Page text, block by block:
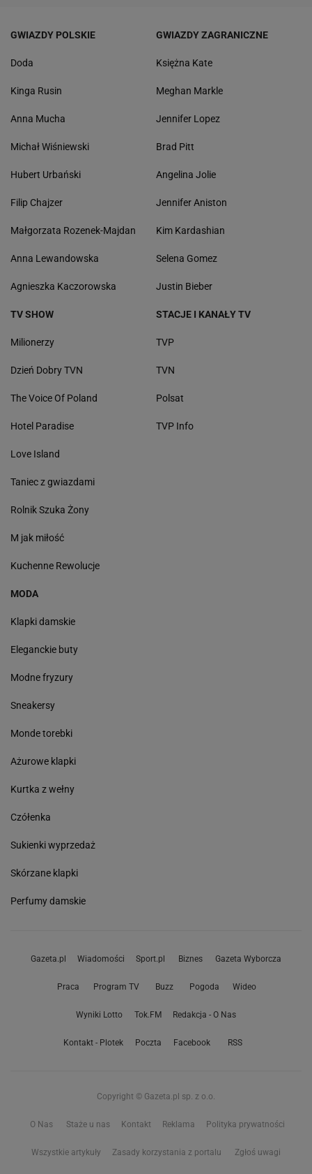
GWIAZDY POLSKIE
Doda
Kinga Rusin
Anna Mucha
Michał Wiśniewski
Hubert Urbański
Filip Chajzer
Małgorzata Rozenek-Majdan
Anna Lewandowska
Agnieszka Kaczorowska
GWIAZDY ZAGRANICZNE
Księżna Kate
Meghan Markle
Jennifer Lopez
Brad Pitt
Angelina Jolie
Jennifer Aniston
Kim Kardashian
Selena Gomez
Justin Bieber
TV SHOW
Milionerzy
Dzień Dobry TVN
The Voice Of Poland
Hotel Paradise
Love Island
Taniec z gwiazdami
Rolnik Szuka Żony
M jak miłość
Kuchenne Rewolucje
STACJE I KANAŁY TV
TVP
TVN
Polsat
TVP Info
MODA
Klapki damskie
Eleganckie buty
Modne fryzury
Sneakersy
Monde torebki
Ażurowe klapki
Kurtka z wełny
Czółenka
Sukienki wyprzedaż
Skórzane klapki
Perfumy damskie
Gazeta.pl Wiadomości Sport.pl Biznes Gazeta Wyborcza
Praca Program TV Buzz Pogoda Wideo
Wyniki Lotto Tok.FM Redakcja - O Nas
Kontakt - Plotek Poczta Facebook RSS
Copyright © Gazeta.pl sp. z o.o.
O Nas Staże u nas Kontakt Reklama Polityka prywatności
Wszystkie artykuły Zasady korzystania z portalu Zgłoś uwagi